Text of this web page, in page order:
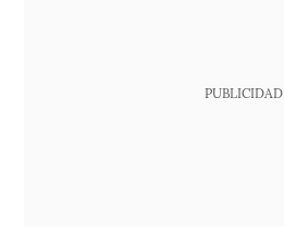
PUBLICIDAD